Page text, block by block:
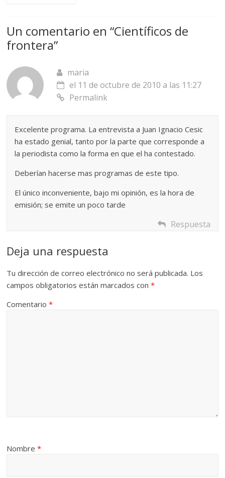
Un comentario en “Científicos de
frontera”
maria
el 11 de octubre de 2010 a las 11:27
Permalink
Excelente programa. La entrevista a Juan Ignacio Cesic
ha estado genial, tanto por la parte que corresponde a
la periodista como la forma en que el ha contestado.
Deberían hacerse mas programas de este tipo.
El único inconveniente, bajo mi opinión, es la hora de
emisión; se emite un poco tarde
Respuesta
Deja una respuesta
Tu dirección de correo electrónico no será publicada. Los
campos obligatorios están marcados con*
Comentario*
Nombre*